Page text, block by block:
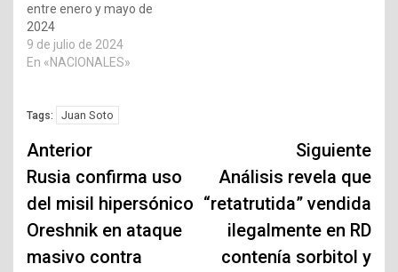
entre enero y mayo de
2024
9 de julio de 2024
En «NACIONALES»
Tags: Juan Soto
Navegación
de
entradas
Anterior
Rusia confirma uso
del misil hipersónico
Oreshnik en ataque
masivo contra
Siguiente
Análisis revela que
“retatrutida” vendida
ilegalmente en RD
contenía sorbitol y